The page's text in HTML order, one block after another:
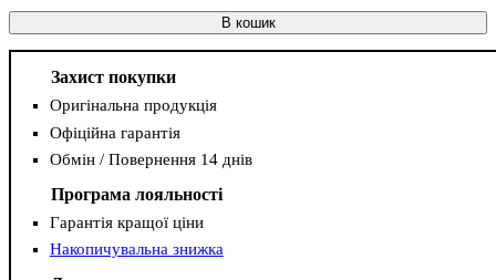
В кошик
Захист покупки
Оригінальна продукція
Офіційна гарантія
Обмін / Повернення 14 днів
Програма лояльності
Гарантія кращої ціни
Накопичувальна знижка